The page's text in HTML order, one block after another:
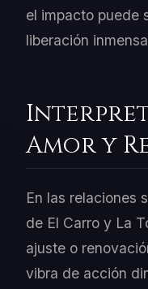
el impacto puede
liberación
Amor y
En las relaciones
de El Carro y La
ajuste o
vibra de acción